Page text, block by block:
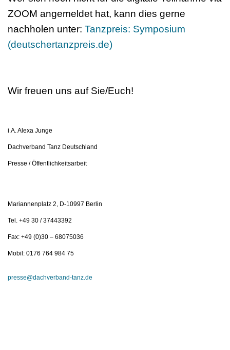
ZOOM angemeldet hat, kann dies gerne
nachholen unter: Tanzpreis: Symposium
(deutschertanzpreis.de)
Wir freuen uns auf Sie/Euch!
i.A. Alexa Junge
Dachverband Tanz Deutschland
Presse / Öffentlichkeitsarbeit
Mariannenplatz 2, D-10997 Berlin
Tel. +49 30 / 37443392
Fax: +49 (0)30 – 68075036
Mobil: 0176 764 984 75
presse@dachverband-tanz.de